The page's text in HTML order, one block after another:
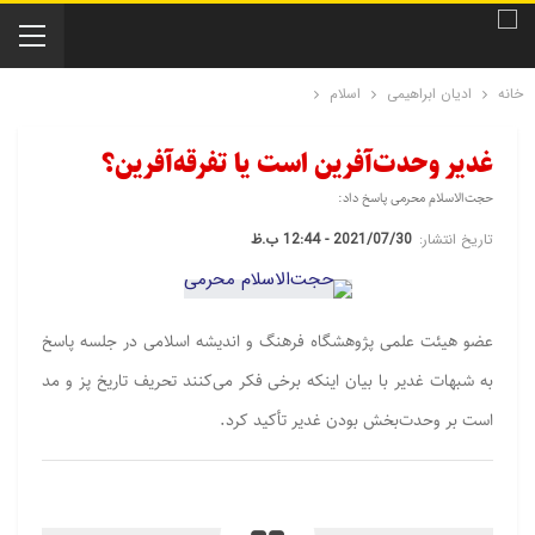
خانه ادیان ابراهیمی اسلام
غدیر وحدت‌آفرین است یا تفرقه‌آفرین؟
حجت‌الاسلام محرمی پاسخ داد:
تاریخ انتشار: 2021/07/30 - 12:44 ب.ظ
عضو هیئت علمی پژوهشگاه فرهنگ و اندیشه اسلامی در جلسه پاسخ
به شبهات غدیر با بیان اینکه برخی فکر می‌کنند تحریف تاریخ پز و مد
است بر وحدت‌بخش بودن غدیر تأکید کرد.